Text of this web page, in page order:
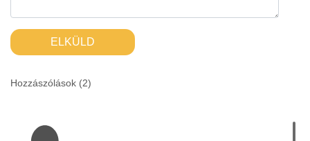
ELKÜLD
Hozzászólások (2)